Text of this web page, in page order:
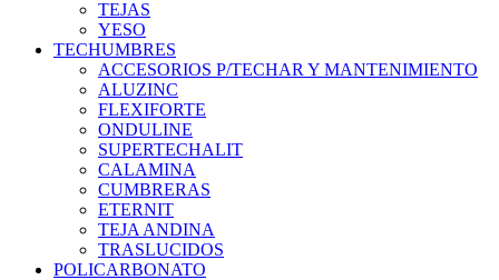
TEJAS
YESO
TECHUMBRES
ACCESORIOS P/TECHAR Y MANTENIMIENTO
ALUZINC
FLEXIFORTE
ONDULINE
SUPERTECHALIT
CALAMINA
CUMBRERAS
ETERNIT
TEJA ANDINA
TRASLUCIDOS
POLICARBONATO